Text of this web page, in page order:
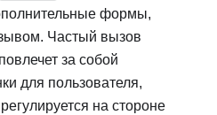
формы,
Частый вызов
за собой
для пользователя,
на стороне